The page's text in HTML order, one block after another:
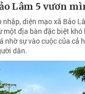
Lâm 5 vươn
nhập, diện mạo xã Bảo
một địa bàn đặc biệt
nhờ sự vào cuộc của cả
dân.